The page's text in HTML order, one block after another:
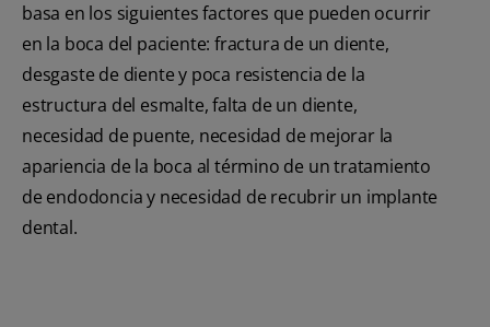
basa en los siguientes factores que pueden ocurrir
en la boca del paciente: fractura de un diente,
desgaste de diente y poca resistencia de la
estructura del esmalte, falta de un diente,
necesidad de puente, necesidad de mejorar la
apariencia de la boca al término de un tratamiento
de endodoncia y necesidad de recubrir un implante
dental.